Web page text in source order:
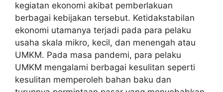
kegiatan ekonomi akibat pemberlakuan
berbagai kebijakan tersebut. Ketidakstabilan
ekonomi utamanya terjadi pada para pelaku
usaha skala mikro, kecil, dan menengah atau
UMKM. Pada masa pandemi, para pelaku
UMKM mengalami berbagai kesulitan seperti
kesulitan memperoleh bahan baku dan